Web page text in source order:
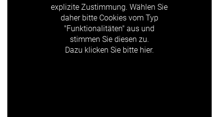
explizite Zustimmung. Wählen Sie
daher bitte Cookies vom Typ
"Funktionalitäten" aus und
stimmen Sie diesen zu.
Dazu klicken Sie bitte hier.